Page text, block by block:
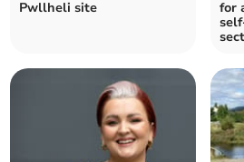
Pwllheli site
for